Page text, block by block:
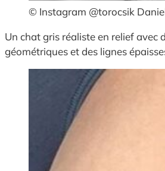
© Instagram @torocsik
Un chat gris réaliste en relief avec
géométriques et des lignes